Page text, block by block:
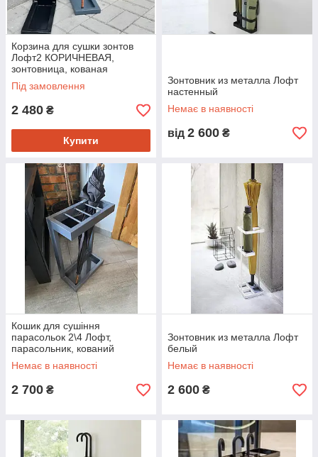
Корзина для сушки зонтов
Лофт2 КОРИЧНЕВАЯ,
зонтовница, кованая
зонтовница, зонтовница из
металла
Під замовлення
2 480 ₴
Купити
Зонтовник из металла Лофт
настенный
Немає в наявності
від 2 600 ₴
Кошик для сушіння
парасольок 2\4 Лофт,
парасольник, кований
парасольник, парасольник з
металу
Немає в наявності
2 700 ₴
Зонтовник из металла Лофт
белый
Немає в наявності
2 600 ₴